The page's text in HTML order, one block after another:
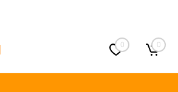
0 0